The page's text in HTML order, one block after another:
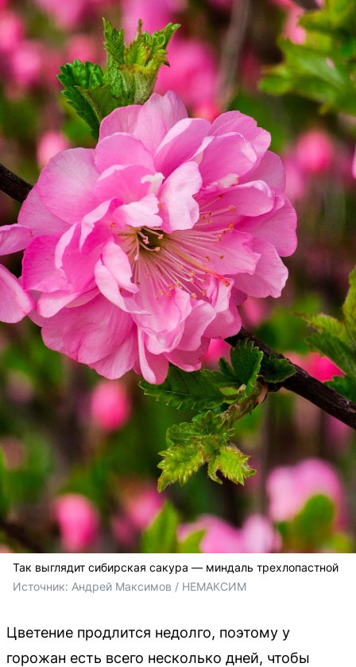
Так выглядит сибирская сакура — миндаль трехлопастной
Источник: Андрей Максимов / НЕМАКСИМ
Цветение продлится недолго, поэтому у
горожан есть всего несколько дней, чтобы